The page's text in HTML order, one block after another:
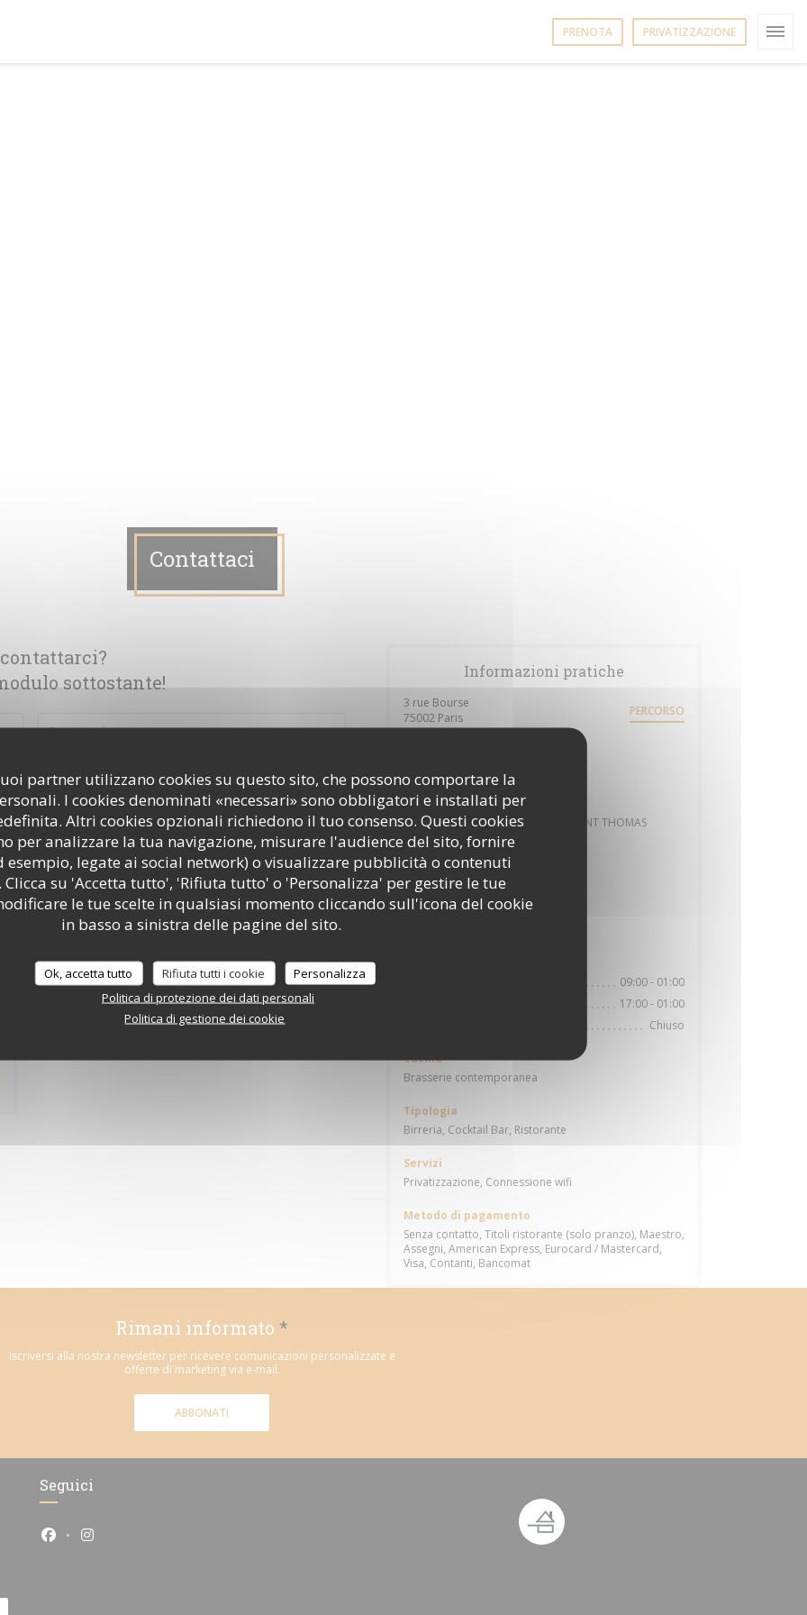
partner utilizzano cookies su questo sito, che possono comportare la
I cookies denominati «necessari» sono obbligatori e installati per
Altri cookies opzionali richiedono il tuo consenso. Questi cookies
per analizzare la tua navigazione, misurare l'audience del sito, fornire
legate ai social network) o visualizzare pubblicità o contenuti
su 'Accetta tutto', 'Rifiuta tutto' o 'Personalizza' per gestire le tue
le tue scelte in qualsiasi momento cliccando sull'icona del cookie
in basso a sinistra delle pagine del sito.
Ok, accetta tutto Rifiuta tutti i cookie
Personalizza
Politica di protezione dei dati personali
Politica di gestione dei cookie
PRENOTA PRIVATIZZAZIONE
Contattaci
sottostante!
commerciali iscrivendoti al Registro Pubblico delle Opposizioni:
dei tuoi dati, consulta la nostrainformativa sulla privacy.
Informazioni pratiche
3 rue Bourse
75002 Paris((apre una nuova finestra)) PERCORSO
Bike-sharing
Station n° 2009 1 RUE DES FILLES SAINT THOMAS
Autobus
richelieu-Drouot / 4 septembre
Parcheggio
09:00 - 01:00
17:00 - 01:00
Chiuso
Cucina
Brasserie contemporanea
Tipologia
Birreria, Cocktail Bar, Ristorante
Servizi
Privatizzazione, Connessione wifi
Metodo di pagamento
Senza contatto, Titoli ristorante (solo pranzo), Maestro,
Assegni, American Express, Eurocard / Mastercard,
Visa, Contanti, Bancomat
Rimani informato *
Iscriversi alla nostra newsletter per ricevere comunicazioni personalizzate e
offerte di marketing via e-mail.
ABBONATI
Seguici
Facebook ((apre una nuova finestra))
Instagram ((apre una nuova finestra))